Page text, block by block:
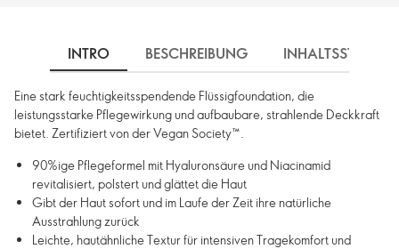
INTRO BESCHREIBUNG INHALTSSTOFFE
Eine stark feuchtigkeitsspendende Flüssigfoundation, die
leistungsstarke Pflegewirkung und aufbaubare, strahlende Deckkraft
bietet. Zertifiziert von der Vegan Society™.
90%ige Pflegeformel mit Hyaluronsäure und Niacinamid
revitalisiert, polstert und glättet die Haut
Gibt der Haut sofort und im Laufe der Zeit ihre natürliche
Ausstrahlung zurück
Leichte, hautähnliche Textur für intensiven Tragekomfort und